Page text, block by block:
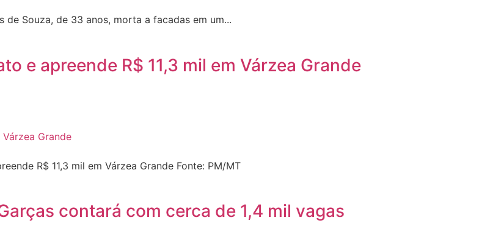
de Souza, de 33 anos, morta a facadas em um...
e apreende R$ 11,3 mil em Várzea Grande
R$ 11,3 mil em Várzea Grande Fonte: PM/MT
contará com cerca de 1,4 mil vagas